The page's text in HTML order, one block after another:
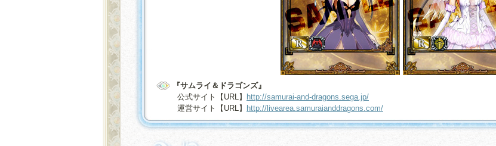
『サムライ＆ドラゴンズ』
公式サイト【URL】
http://samurai-and-dragons.sega.jp/
運営サイト【URL】
http://livearea.samuraianddragons.com/